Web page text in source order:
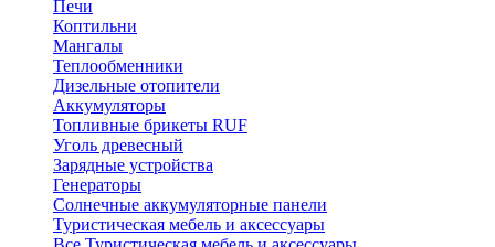
Печи
Коптильни
Мангалы
Теплообменники
Дизельные отопители
Аккумуляторы
Топливные брикеты RUF
Уголь древесный
Зарядные устройства
Генераторы
Солнечные аккумуляторные панели
Туристическая мебель и аксессуары